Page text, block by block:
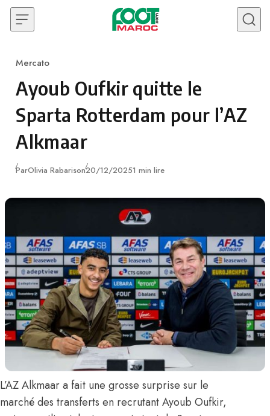
Skip to content
Category
Mercato
Ayoub Oufkir quitte le
Sparta Rotterdam pour l’AZ
Alkmaar
ParOlivia RabarisonPublié
20/12/20251 min lire
L’AZ Alkmaar a fait une grosse surprise sur le
marché des transferts en recrutantAyoub Oufkir,